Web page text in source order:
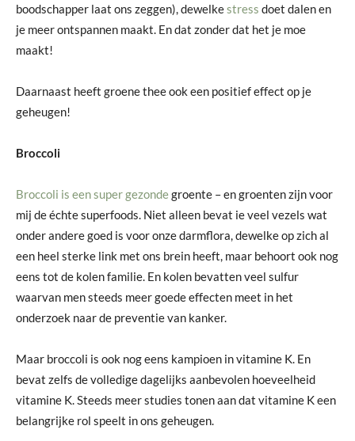
boodschapper laat ons zeggen), dewelkestress doet dalen en
je meer ontspannen maakt. En dat zonder dat het je moe
maakt!
Daarnaast heeft groene thee ook een positief effect op je
geheugen!
Broccoli
Broccoli is een super gezondegroente – en groenten zijn voor
mij de échte superfoods. Niet alleen bevat ie veel vezels wat
onder andere goed is voor onze darmflora, dewelke op zich al
een heel sterke link met ons brein heeft, maar behoort ook nog
eens tot de kolen familie. En kolen bevatten veel sulfur
waarvan men steeds meer goede effecten meet in het
onderzoek naar de preventie van kanker.
Maar broccoli is ook nog eens kampioen in vitamine K. En
bevat zelfs de volledige dagelijks aanbevolen hoeveelheid
vitamine K. Steeds meer studies tonen aan dat vitamine K een
belangrijke rol speelt in ons geheugen.